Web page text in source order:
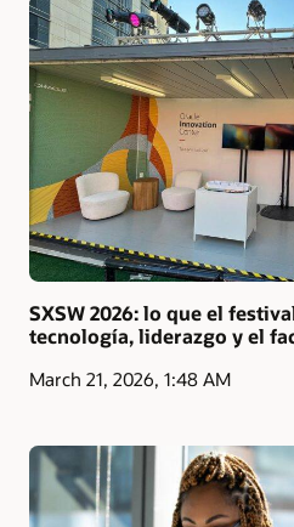
SXSW 2026: lo que el
tecnología, liderazgo y el
March 21, 2026, 1:48 AM